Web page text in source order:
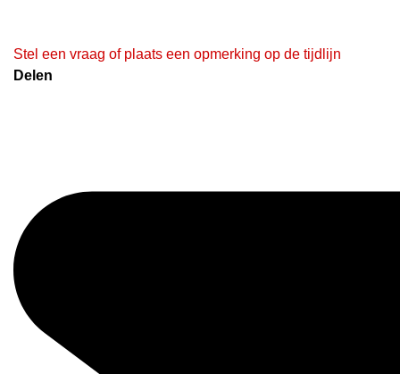
Stel een vraag of plaats een opmerking op de tijdlijn
Delen